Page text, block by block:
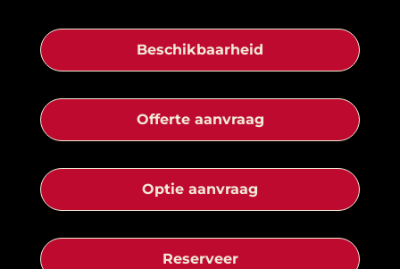
Beschikbaarheid
Offerte aanvraag
Optie aanvraag
Reserveer